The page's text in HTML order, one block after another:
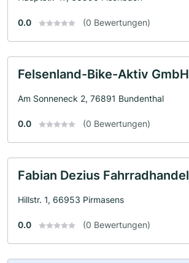
0.0 (0 Bewertungen)
Felsenland-Bike-Aktiv GmbH
Am Sonneneck 2, 76891 Bundenthal
0.0 (0 Bewertungen)
Fabian Dezius Fahrradhandel
Hillstr. 1, 66953 Pirmasens
0.0 (0 Bewertungen)